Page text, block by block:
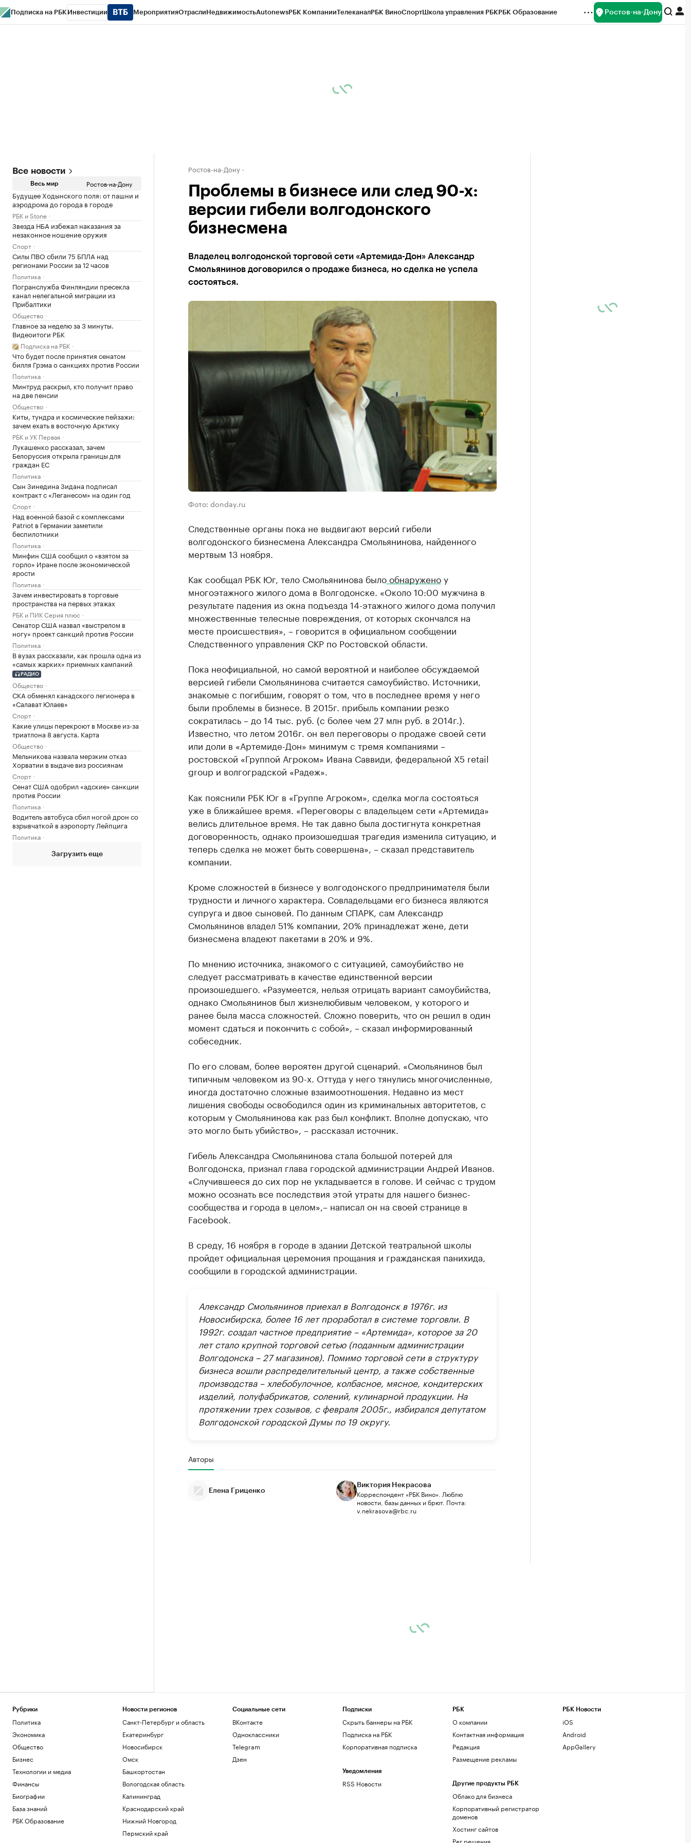
Подписка на РБК Инвестиции МероприятияОтраслиНедвижимостьAutonewsРБК КомпанииТелеканалРБК ВиноСпортШкола управления РБКРБК Образование Ростов-на-Дону
Все новости
Весь мир Ростов-на-Дону
Будущее Ходынского поля: от пашни и
аэродрома до города в городе
РБК и Stone
Звезда НБА избежал наказания за
незаконное ношение оружия
Спорт
Силы ПВО сбили 75 БПЛА над
регионами России за 12 часов
Политика
Погранслужба Финляндии пресекла
канал нелегальной миграции из
Прибалтики
Общество
Главное за неделю за 3 минуты.
Видеоитоги РБК
Подписка на РБК
Что будет после принятия сенатом
билля Грэма о санкциях против России
Политика
Минтруд раскрыл, кто получит право
на две пенсии
Общество
Киты, тундра и космические пейзажи:
зачем ехать в восточную Арктику
РБК и УК Первая
Лукашенко рассказал, зачем
Белоруссия открыла границы для
граждан ЕС
Политика
Сын Зинедина Зидана подписал
контракт с «Леганесом» на один год
Спорт
Над военной базой с комплексами
Patriot в Германии заметили
беспилотники
Политика
Минфин США сообщил о «взятом за
горло» Иране после экономической
ярости
Политика
Зачем инвестировать в торговые
пространства на первых этажах
РБК и ПИК Серия плюс
Сенатор США назвал «выстрелом в
ногу» проект санкций против России
Политика
В вузах рассказали, как прошла одна из
«самых жарких» приемных кампаний
РАДИО
Общество
СКА обменял канадского легионера в
«Салават Юлаев»
Спорт
Какие улицы перекроют в Москве из-за
триатлона 8 августа. Карта
Общество
Мельникова назвала мерзким отказ
Хорватии в выдаче виз россиянам
Спорт
Сенат США одобрил «адские» санкции
против России
Политика
Водитель автобуса сбил ногой дрон со
взрывчаткой в аэропорту Лейпцига
Политика
Загрузить еще
Ростов-на-Дону
Проблемы в бизнесе или след 90-х:
версии гибели волгодонского
бизнесмена
Владелец волгодонской торговой сети «Артемида-Дон» Александр
Смольянинов договорился о продаже бизнеса, но сделка не успела
состояться.
Фото: donday.ru
Следственные органы пока не выдвигают версий гибели
волгодонского бизнесмена Александра Смольянинова, найденного
мертвым 13 ноября.
Как сообщал РБК Юг, тело Смольянинова былообнаруженоу
многоэтажного жилого дома в Волгодонске. «Около 10:00 мужчина в
результате падения из окна подъезда 14-этажного жилого дома получил
множественные телесные повреждения, от которых скончался на
месте происшествия», – говорится в официальном сообщении
Следственного управления СКР по Ростовской области.
Пока неофициальной, но самой вероятной и наиболее обсуждаемой
версией гибели Смольянинова считается самоубийство. Источники,
знакомые с погибшим, говорят о том, что в последнее время у него
были проблемы в бизнесе. В 2015г. прибыль компании резко
сократилась – до 14 тыс. руб. (с более чем 27 млн руб. в 2014г.).
Известно, что летом 2016г. он вел переговоры о продаже своей сети
или доли в «Артемиде-Дон» минимум с тремя компаниями –
ростовской «Группой Агроком» Ивана Саввиди, федеральной Х5 retail
group и волгоградской «Радеж».
Как пояснили РБК Юг в «Группе Агроком», сделка могла состояться
уже в ближайшее время. «Переговоры с владельцем сети «Артемида»
велись длительное время. Не так давно была достигнута конкретная
договоренность, однако произошедшая трагедия изменила ситуацию, и
теперь сделка не может быть совершена», – сказал представитель
компании.
Кроме сложностей в бизнесе у волгодонского предпринимателя были
трудности и личного характера. Совладельцами его бизнеса являются
супруга и двое сыновей. По данным СПАРК, сам Александр
Смольянинов владел 51% компании, 20% принадлежат жене, дети
бизнесмена владеют пакетами в 20% и 9%.
По мнению источника, знакомого с ситуацией, самоубийство не
следует рассматривать в качестве единственной версии
произошедшего. «Разумеется, нельзя отрицать вариант самоубийства,
однако Смольянинов был жизнелюбивым человеком, у которого и
ранее была масса сложностей. Сложно поверить, что он решил в один
момент сдаться и покончить с собой», – сказал информированный
собеседник.
По его словам, более вероятен другой сценарий. «Смольянинов был
типичным человеком из 90-х. Оттуда у него тянулись многочисленные,
иногда достаточно сложные взаимоотношения. Недавно из мест
лишения свободы освободился один из криминальных авторитетов, с
которым у Смольянинова как раз был конфликт. Вполне допускаю, что
это могло быть убийство», – рассказал источник.
Гибель Александра Смольянинова стала большой потерей для
Волгодонска, признал глава городской администрации Андрей Иванов.
«Случившееся до сих пор не укладывается в голове. И сейчас с трудом
можно осознать все последствия этой утраты для нашего бизнес-
сообщества и города в целом»,– написал он на своей странице в
Facebook.
В среду, 16 ноября в городе в здании Детской театральной школы
пройдет официальная церемония прощания и гражданская панихида,
сообщили в городской администрации.
Александр Смольянинов приехал в Волгодонск в 1976г. из
Новосибирска, более 16 лет проработал в системе торговли. В
1992г. создал частное предприятие – «Артемида», которое за 20
лет стало крупной торговой сетью (поданным администрации
Волгодонска – 27 магазинов). Помимо торговой сети в структуру
бизнеса вошли распределительный центр, а также собственные
производства – хлебобулочное, колбасное, мясное, кондитерских
изделий, полуфабрикатов, солений, кулинарной продукции. На
протяжении трех созывов, с февраля 2005г., избирался депутатом
Волгодонской городской Думы по 19 округу.
Авторы
Елена Гриценко
Виктория Некрасова
Корреспондент «РБК Вино». Люблю
новости, базы данных и брют. Почта:
v.nekrasova@rbc.ru
Рубрики
Политика
Экономика
Общество
Бизнес
Технологии и медиа
Финансы
Биографии
База знаний
РБК Образование
Новости регионов
Санкт-Петербург и область
Екатеринбург
Новосибирск
Омск
Башкортостан
Вологодская область
Калининград
Краснодарский край
Нижний Новгород
Пермский край
Социальные сети
ВКонтакте
Одноклассники
Telegram
Дзен
Подписки
Скрыть баннеры на РБК
Подписка на РБК
Корпоративная подписка
Уведомления
RSS Новости
РБК
О компании
Контактная информация
Редакция
Размещение рекламы
Другие продукты РБК
Облако для бизнеса
Корпоративный регистратор
доменов
Хостинг сайтов
Рег.решения
РБК Новости
iOS
Android
AppGallery